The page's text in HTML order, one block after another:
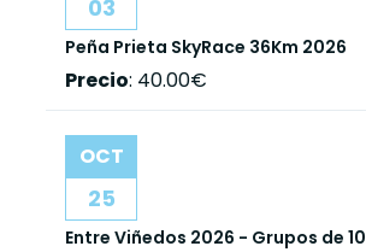
03
Peña Prieta SkyRace 36Km 2026
Precio: 40.00€
OCT
25
Entre Viñedos 2026 - Grupos de 10